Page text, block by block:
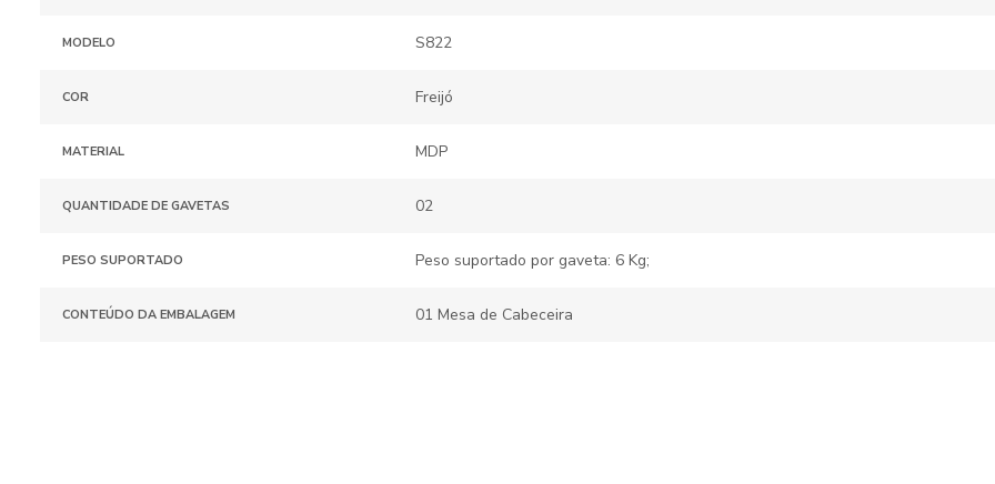
MODELO S822
COR Freijó
MATERIAL MDP
QUANTIDADE DE GAVETAS 02
PESO SUPORTADO Peso suportado por gaveta: 6 Kg;
CONTEÚDO DA EMBALAGEM 01 Mesa de Cabeceira